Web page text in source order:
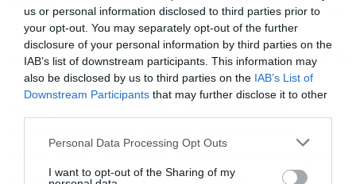
us or personal information disclosed to third parties prior to
your opt-out. You may separately opt-out of the further
disclosure of your personal information by third parties on the
IAB’s list of downstream participants. This information may
also be disclosed by us to third parties on the IAB’s List of
Downstream Participants that may further disclose it to other
Personal Data Processing Opt Outs
I want to opt-out of the Sharing of my
Μέτσοβο, μιλώντας στους μαθητές για την έννοια
της αποταμίευσης. Μια εθιμοτυπική πλέον
αποστολή της Eurobank, που προωθεί τον θεσμό
της αποταμίευσης σε απομακρυσμένα χωριά,
Εγγραφή στο